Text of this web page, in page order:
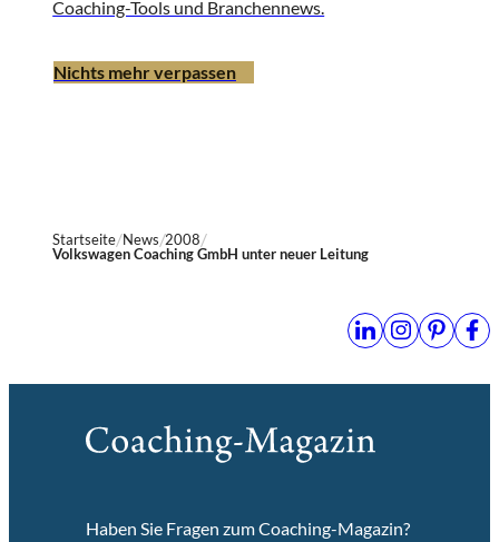
Coaching-Tools und Branchennews.
Nichts mehr verpassen
Startseite News 2008
Volkswagen Coaching GmbH unter neuer Leitung
Haben Sie Fragen zum Coaching-Magazin?